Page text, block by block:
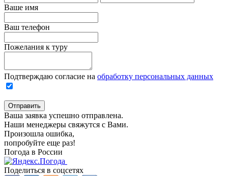
Ваше имя
Ваш телефон
Пожелания к туру
Подтверждаю согласие на обработку персональных данных
Отправить
Ваша заявка успешно отправлена.
Наши менеджеры свяжутся с Вами.
Произошла ошибка,
попробуйте еще раз!
Погода в России
Поделиться в соцсетях